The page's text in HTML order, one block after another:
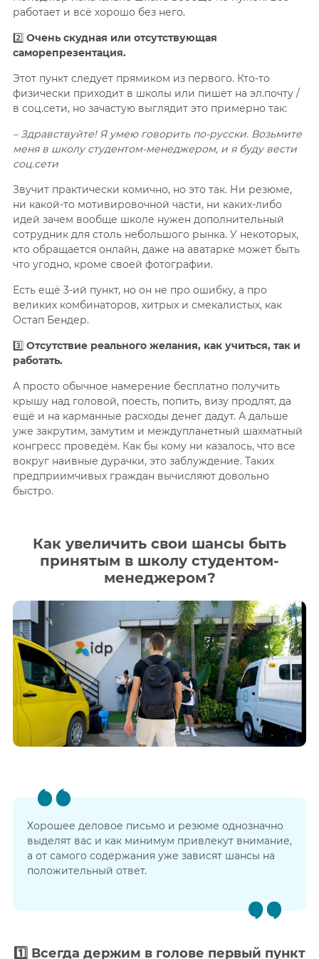
работает и всё хорошо без него.
2️⃣ Очень скудная или отсутствующая
саморепрезентация.
Этот пункт следует прямиком из первого. Кто-то
физически приходит в школы или пишет на эл.почту /
в соц.сети, но зачастую выглядит это примерно так:
– Здравствуйте! Я умею говорить по-русски. Возьмите
меня в школу студентом-менеджером, и я буду вести
соц.сети
Звучит практически комично, но это так. Ни резюме,
ни какой-то мотивировочной части, ни каких-либо
идей зачем вообще школе нужен дополнительный
сотрудник для столь небольшого рынка. У некоторых,
кто обращается онлайн, даже на аватарке может быть
что угодно, кроме своей фотографии.
Есть ещё 3-ий пункт, но он не про ошибку, а про
великих комбинаторов, хитрых и смекалистых, как
Остап Бендер.
3️⃣ Отсутствие реального желания, как учиться, так и
работать.
А просто обычное намерение бесплатно получить
крышу над головой, поесть, попить, визу продлят, да
ещё и на карманные расходы денег дадут. А дальше
уже закрутим, замутим и междупланетный шахматный
конгресс проведём. Как бы кому ни казалось, что все
вокруг наивные дурачки, это заблуждение. Таких
предприимчивых граждан вычисляют довольно
быстро.
Как увеличить свои шансы быть
принятым в школу студентом-
менеджером?
Хорошее деловое письмо и резюме однозначно
выделят вас и как минимум привлекут внимание,
а от самого содержания уже зависят шансы на
положительный ответ.
1️⃣ Всегда держим в голове первый пункт